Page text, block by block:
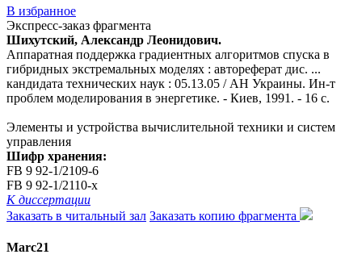
В избранное
Экспресс-заказ фрагмента
Шихутский, Александр Леонидович.
Аппаратная поддержка градиентных алгоритмов спуска в
гибридных экстремальных моделях : автореферат дис. ...
кандидата технических наук : 05.13.05 / АН Украины. Ин-т
проблем моделирования в энергетике. - Киев, 1991. - 16 с.
Элементы и устройства вычислительной техники и систем
управления
Шифр хранения:
FB 9 92-1/2109-6
FB 9 92-1/2110-x
К диссертации
Заказать в читальный зал Заказать копию фрагмента
Marc21